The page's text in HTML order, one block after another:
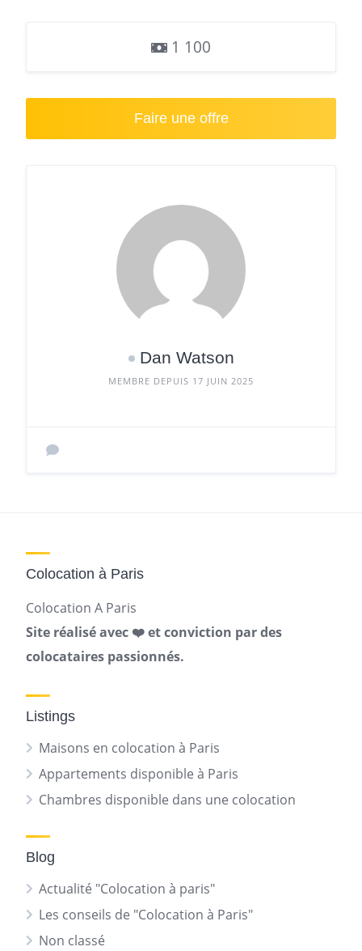
1 100
Faire une offre
Dan Watson
MEMBRE DEPUIS 17 JUIN 2025
Colocation à Paris
Colocation A Paris
Site réalisé avec ❤️ et conviction par des
colocataires passionnés.
Listings
Maisons en colocation à Paris
Appartements disponible à Paris
Chambres disponible dans une colocation
Blog
Actualité "Colocation à paris"
Les conseils de "Colocation à Paris"
Non classé